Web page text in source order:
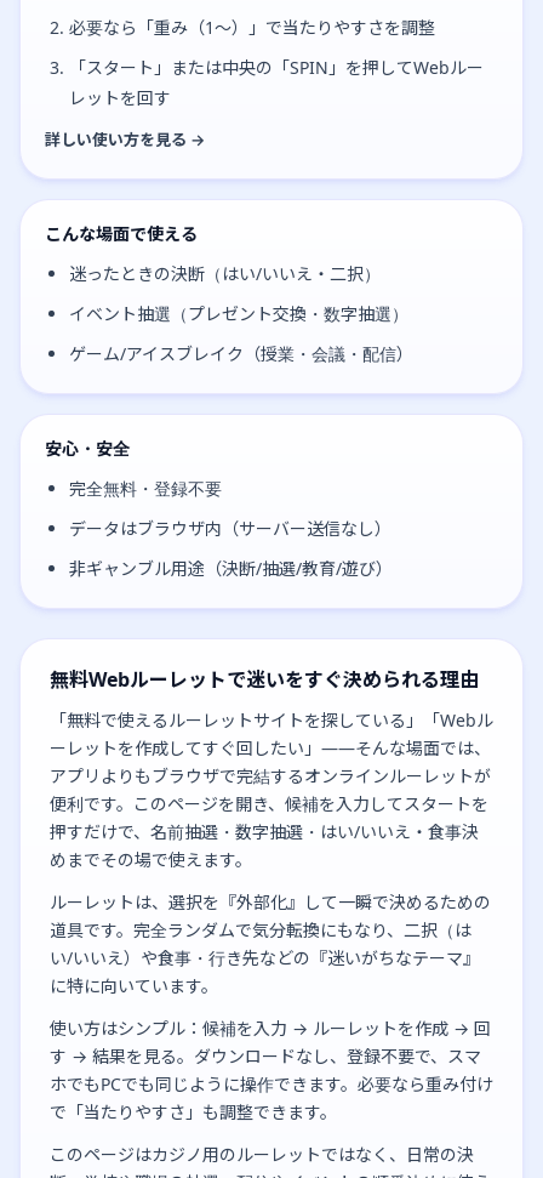
必要なら「重み（1〜）」で当たりやすさを調整
「スタート」または中央の「SPIN」を押してWebルー
レットを回す
詳しい使い方を見る →
こんな場面で使える
迷ったときの決断（はい/いいえ・二択）
イベント抽選（プレゼント交換・数字抽選）
ゲーム/アイスブレイク（授業・会議・配信）
安心・安全
完全無料・登録不要
データはブラウザ内（サーバー送信なし）
非ギャンブル用途（決断/抽選/教育/遊び）
無料Webルーレットで迷いをすぐ決められる理由
「無料で使えるルーレットサイトを探している」「Webル
ーレットを作成してすぐ回したい」——そんな場面では、
アプリよりもブラウザで完結するオンラインルーレットが
便利です。このページを開き、候補を入力してスタートを
押すだけで、名前抽選・数字抽選・はい/いいえ・食事決
めまでその場で使えます。
ルーレットは、選択を『外部化』して一瞬で決めるための
道具です。完全ランダムで気分転換にもなり、二択（は
い/いいえ）や食事・行き先などの『迷いがちなテーマ』
に特に向いています。
使い方はシンプル：候補を入力 → ルーレットを作成 → 回
す → 結果を見る。ダウンロードなし、登録不要で、スマ
ホでもPCでも同じように操作できます。必要なら重み付け
で「当たりやすさ」も調整できます。
このページはカジノ用のルーレットではなく、日常の決